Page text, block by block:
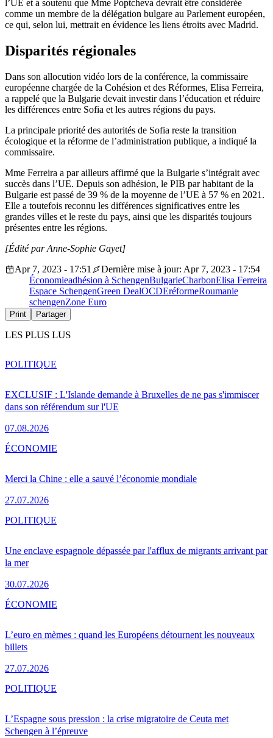
l’UE et a soutenu que Mme Poptcheva devrait être considérée
comme un membre de la délégation bulgare au Parlement européen,
ce qui, selon lui, mettrait en évidence les liens étroits avec Madrid.
Disparités régionales
Dans son allocution vidéo lors de la conférence, la commissaire
européenne chargée de la Cohésion et des Réformes, Elisa Ferreira,
a rappelé que la Bulgarie devait investir dans l’éducation et réduire
les différences entre Sofia et les autres régions du pays.
La principale priorité des autorités de Sofia reste la transition
écologique et la réforme de l’administration publique, a indiqué la
commissaire.
Mme Ferreira a par ailleurs affirmé que la Bulgarie s’intégrait avec
succès dans l’UE. Depuis son adhésion, le PIB par habitant de la
Bulgarie est passé de 39 % de la moyenne de l’UE à 57 % en 2021.
Elle a toutefois reconnu les différences significatives entre les
grandes villes et le reste du pays, ainsi que les disparités toujours
présentes entre les régions.
[Édité par Anne-Sophie Gayet]
Apr 7, 2023 - 17:51
Dernière mise à jour: Apr 7, 2023 - 17:54
Économieadhésion à SchengenBulgarieCharbonElisa Ferreira
Espace SchengenGreen DealOCDEréformeRoumanie
schengenZone Euro
Print Partager
LES PLUS LUS
EXCLUSIF : L'Islande demande à Bruxelles de ne pas s'immiscer
dans son référendum sur l'UE
07.08.2026
POLITIQUE
Merci la Chine : elle a sauvé l’économie mondiale
27.07.2026
ÉCONOMIE
Une enclave espagnole dépassée par l'afflux de migrants arrivant par
la mer
30.07.2026
POLITIQUE
L’euro en mèmes : quand les Européens détournent les nouveaux
billets
27.07.2026
ÉCONOMIE
L’Espagne sous pression : la crise migratoire de Ceuta met
Schengen à l’épreuve
POLITIQUE